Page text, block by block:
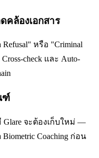
คล้องเอกสาร
Refusal" หรือ "Criminal
check และ Auto-
ฑ์
Glare จะต้องเก็บใหม่ —
Coaching ก่อน